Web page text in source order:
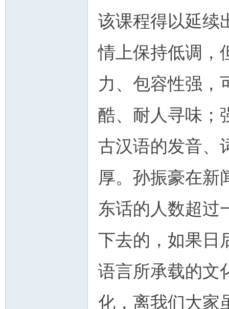
该课程得以延续
情上保持低调，
力、包容性强，
酷、耐人寻味；
古汉语的发音、
厚。孙振豪在新
东话的人数超过
下去的，如果日
语言所承载的文
化，离我们大家